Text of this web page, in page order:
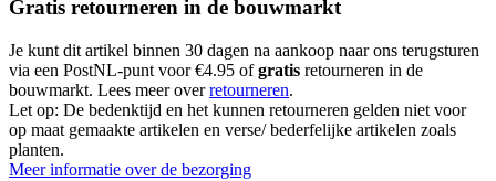
Gratis retourneren in de bouwmarkt
Je kunt dit artikel binnen 30 dagen na aankoop naar ons terugsturen
via een PostNL-punt voor €4.95 ofgratis retourneren in de
bouwmarkt. Lees meer overretourneren.
Let op: De bedenktijd en het kunnen retourneren gelden niet voor
op maat gemaakte artikelen en verse/ bederfelijke artikelen zoals
planten.
Meer informatie over de bezorging